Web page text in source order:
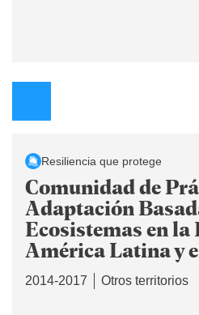
Resiliencia que protege
Comunidad de
Adaptación
Ecosistemas en la
América Latina y
2014-2017 Otros territorios